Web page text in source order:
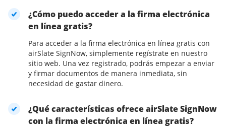
¿Cómo puedo acceder a la firma electrónica
en línea gratis?
Para acceder a la firma electrónica en línea gratis con
airSlate SignNow, simplemente regístrate en nuestro
sitio web. Una vez registrado, podrás empezar a enviar
y firmar documentos de manera inmediata, sin
necesidad de gastar dinero.
¿Qué características ofrece airSlate SignNow
con la firma electrónica en línea gratis?